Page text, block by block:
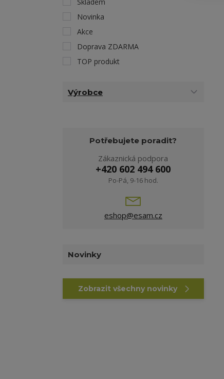
Novinka
Akce
Doprava ZDARMA
TOP produkt
Výrobce
Potřebujete poradit?
Zákaznická podpora
+420 602 494 600
Po-Pá, 9-16 hod.
eshop@esam.cz
Novinky
Zobrazit všechny novinky